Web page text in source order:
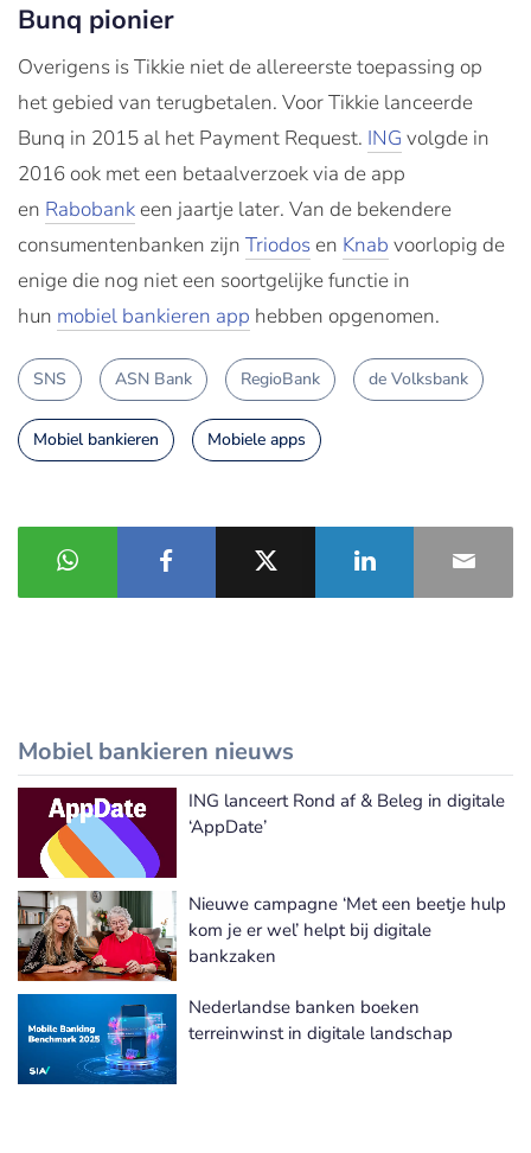
Bunq pionier
Overigens is Tikkie niet de allereerste toepassing op
het gebied van terugbetalen. Voor Tikkie lanceerde
Bunq in 2015 al het Payment Request. ING volgde in
2016 ook met een betaalverzoek via de app
en Rabobank een jaartje later. Van de bekendere
consumentenbanken zijn Triodos en Knab voorlopig de
enige die nog niet een soortgelijke functie in
hun mobiel bankieren app hebben opgenomen.
SNS ASN Bank RegioBank de Volksbank
Mobiel bankieren Mobiele apps
Mobiel bankieren nieuws
ING lanceert Rond af & Beleg in digitale
‘AppDate’
Nieuwe campagne ‘Met een beetje hulp
kom je er wel’ helpt bij digitale
bankzaken
Nederlandse banken boeken
terreinwinst in digitale landschap